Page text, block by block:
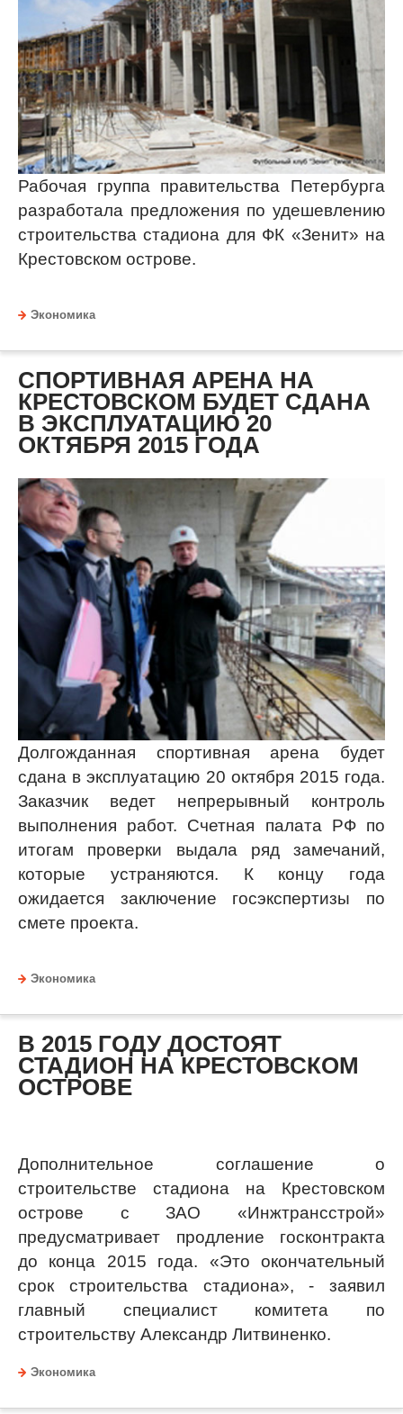
Рабочая группа правительства Петербурга
разработала предложения по удешевлению
строительства стадиона для ФК «Зенит» на
Крестовском острове.
Экономика
СПОРТИВНАЯ АРЕНА НА
КРЕСТОВСКОМ БУДЕТ СДАНА
В ЭКСПЛУАТАЦИЮ 20
ОКТЯБРЯ 2015 ГОДА
Долгожданная спортивная арена будет
сдана в эксплуатацию 20 октября 2015 года.
Заказчик ведет непрерывный контроль
выполнения работ. Счетная палата РФ по
итогам проверки выдала ряд замечаний,
которые устраняются. К концу года
ожидается заключение госэкспертизы по
смете проекта.
Экономика
В 2015 ГОДУ ДОСТОЯТ
СТАДИОН НА КРЕСТОВСКОМ
ОСТРОВЕ
Дополнительное соглашение о
строительстве стадиона на Крестовском
острове с ЗАО «Инжтрансстрой»
предусматривает продление госконтракта
до конца 2015 года. «Это окончательный
срок строительства стадиона», - заявил
главный специалист комитета по
строительству Александр Литвиненко.
Экономика